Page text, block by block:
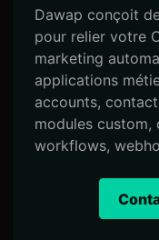
Dawap conçoit
pour relier votre
marketing
applications
accounts,
modules custom,
workflows,